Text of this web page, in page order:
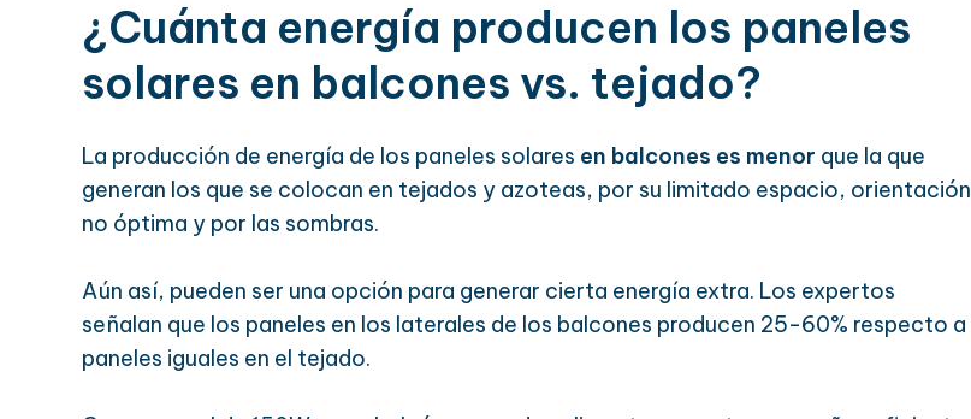
¿Cuánta energía producen los paneles
solares en balcones vs. tejado?
La producción de energía de los paneles solares en balcones es menor que la que
generan los que se colocan en tejados y azoteas, por su limitado espacio, orientación
no óptima y por las sombras.
Aún así, pueden ser una opción para generar cierta energía extra. Los expertos
señalan que los paneles en los laterales de los balcones producen 25-60% respecto a
paneles iguales en el tejado.